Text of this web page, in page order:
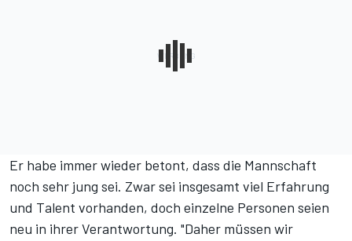
Er habe immer wieder betont, dass die Mannschaft
noch sehr jung sei. Zwar sei insgesamt viel Erfahrung
und Talent vorhanden, doch einzelne Personen seien
neu in ihrer Verantwortung. "Daher müssen wir